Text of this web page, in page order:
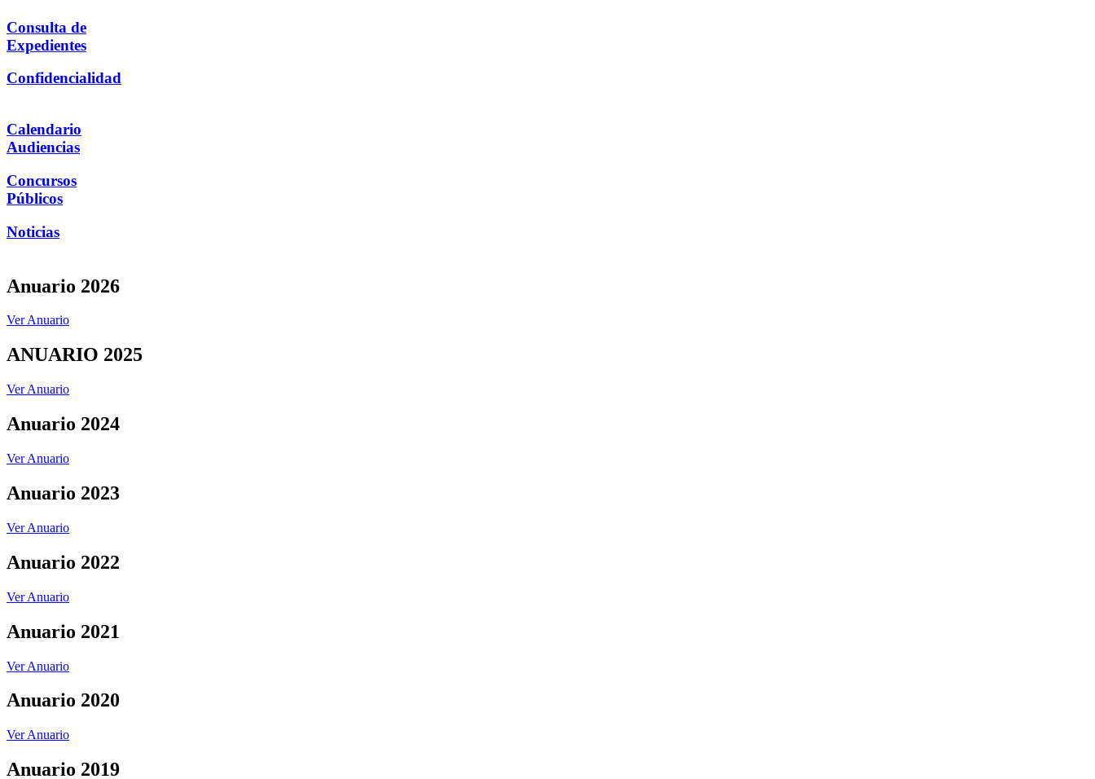
Consulta de
Expedientes
Confidencialidad
Calendario
Audiencias
Concursos
Públicos
Noticias
Anuario 2026
Ver Anuario
ANUARIO 2025
Ver Anuario
Anuario 2024
Ver Anuario
Anuario 2023
Ver Anuario
Anuario 2022
Ver Anuario
Anuario 2021
Ver Anuario
Anuario 2020
Ver Anuario
Anuario 2019